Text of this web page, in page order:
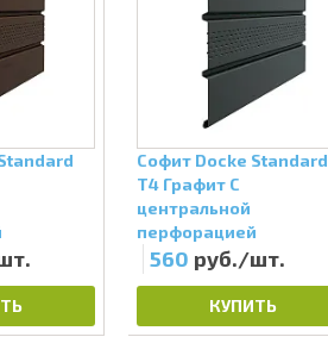
Софит Docke Standard
Т4 Графит С
центральной
перфорацией
560 руб./шт.
КУПИТЬ